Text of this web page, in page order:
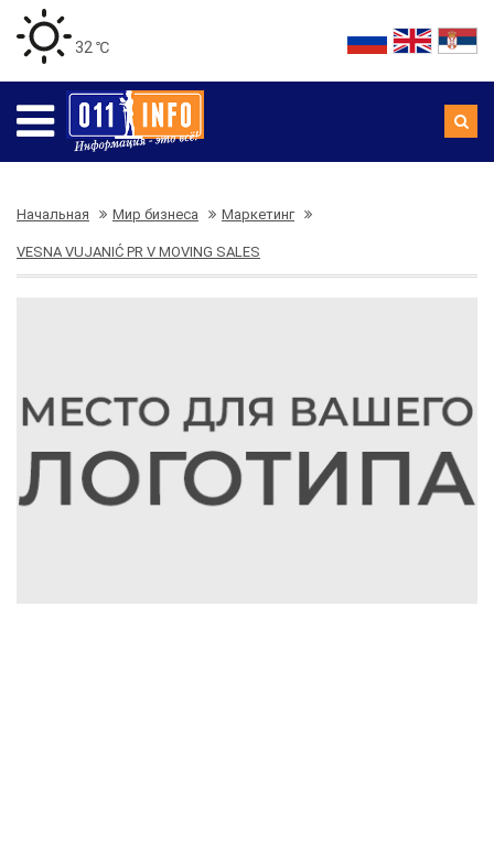
32 ℃
Начальная Мир бизнеса Маркетинг
VESNA VUJANIĆ PR V MOVING SALES